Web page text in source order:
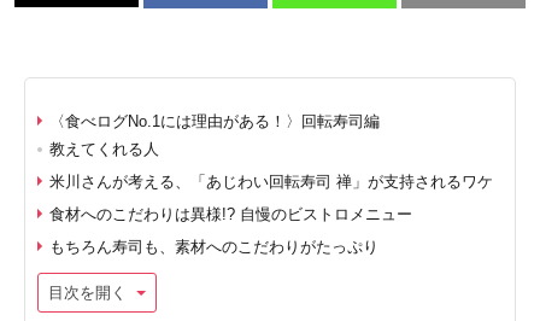
〈食べログNo.1には理由がある！〉回転寿司編
教えてくれる人
米川さんが考える、「あじわい回転寿司 禅」が支持されるワケ
食材へのこだわりは異様!? 自慢のビストロメニュー
もちろん寿司も、素材へのこだわりがたっぷり
目次を開く